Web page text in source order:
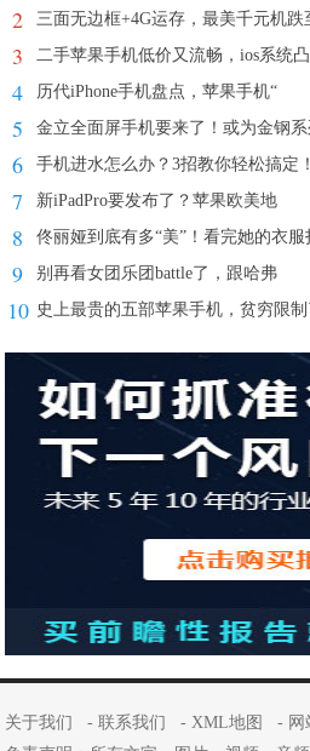
2 三面无边框+4G运存，最美千元机跌
3 二手苹果手机低价又流畅，ios系统凸
4 历代iPhone手机盘点，苹果手机“
5 金立全面屏手机要来了！或为金钢
6 手机进水怎么办？3招教你轻松搞定！
7 新iPadPro要发布了？苹果欧美地
8 佟丽娅到底有多“美”！看完她的衣服
9 别再看女团乐团battle了，跟哈弗
10 史上最贵的五部苹果手机，贫穷限
关于我们 -联系我们 -XML地图 - 网